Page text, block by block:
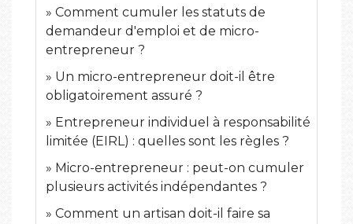
Comment cumuler les statuts de
demandeur d'emploi et de micro-
entrepreneur ?
Un micro-entrepreneur doit-il être
obligatoirement assuré ?
Entrepreneur individuel à responsabilité
limitée (EIRL) : quelles sont les règles ?
Micro-entrepreneur : peut-on cumuler
plusieurs activités indépendantes ?
Comment un artisan doit-il faire sa